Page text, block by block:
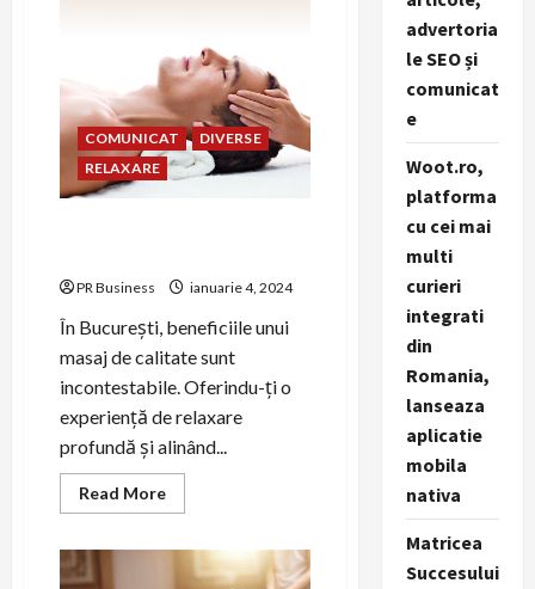
Române
COMUNICAT
DIVERSE
RELAXARE
PR Business ianuarie 4, 2024
În București, beneficiile unui
masaj de calitate sunt
incontestabile. Oferindu-ți o
experiență de relaxare
profundă și alinând...
Read MoreRead
more
București:
Relaxare
advertoria
le SEO și
comunicat
e
Woot.ro,
platforma
cu cei mai
multi
curieri
integrati
din
Romania,
lanseaza
aplicatie
mobila
nativa
Matricea
Succesului